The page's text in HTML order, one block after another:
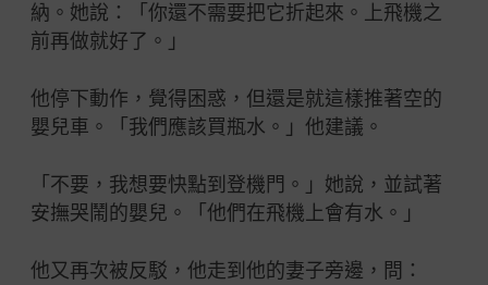
納。她說：「你還不需要把它折起來。上飛機之
前再做就好了。」
他停下動作，覺得困惑，但還是就這樣推著空的
嬰兒車。「我們應該買瓶水。」他建議。
「不要，我想要快點到登機門。」她說，並試著
安撫哭鬧的嬰兒。「他們在飛機上會有水。」
他又再次被反駁，他走到他的妻子旁邊，問：